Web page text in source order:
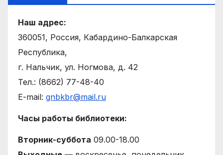
Наш адрес:
360051, Россия, Кабардино-Балкарская
Республика,
г. Нальчик, ул. Ногмова, д. 42
Тел.: (8662) 77-48-40
E-mail: gnbkbr@mail.ru
Часы работы библиотеки:
Вторник-суббота 09.00-18.00